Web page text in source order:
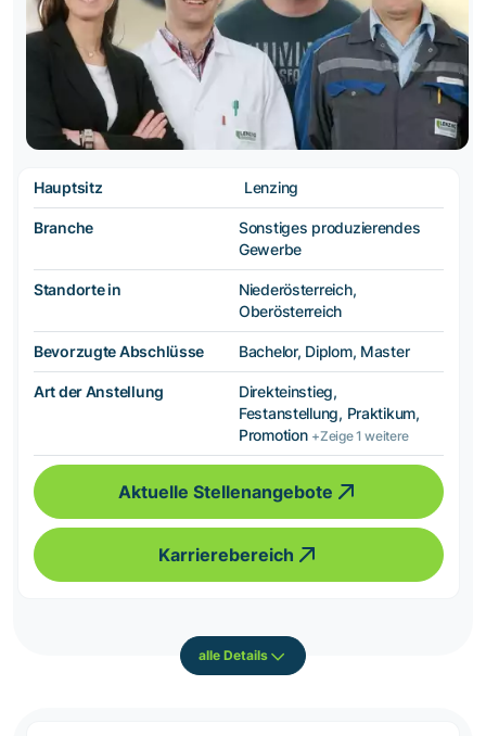
Hauptsitz Lenzing
Branche
Sonstiges produzierendes
Gewerbe
Standorte in
Niederösterreich,
Oberösterreich
Bevorzugte Abschlüsse Bachelor, Diplom, Master
Art der Anstellung
Direkteinstieg,
Festanstellung, Praktikum,
Promotion +Zeige 1 weitere
Aktuelle Stellenangebote
Karrierebereich
alle Details